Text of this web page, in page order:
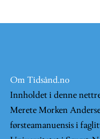
Om Tidsånd.no
Innholdet i denne
Merete Morken
førsteamanuensis i